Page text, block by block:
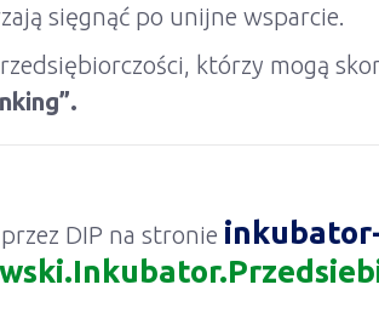
sięgnąć po unijne wsparcie.
którzy mogą
DIP na stronie